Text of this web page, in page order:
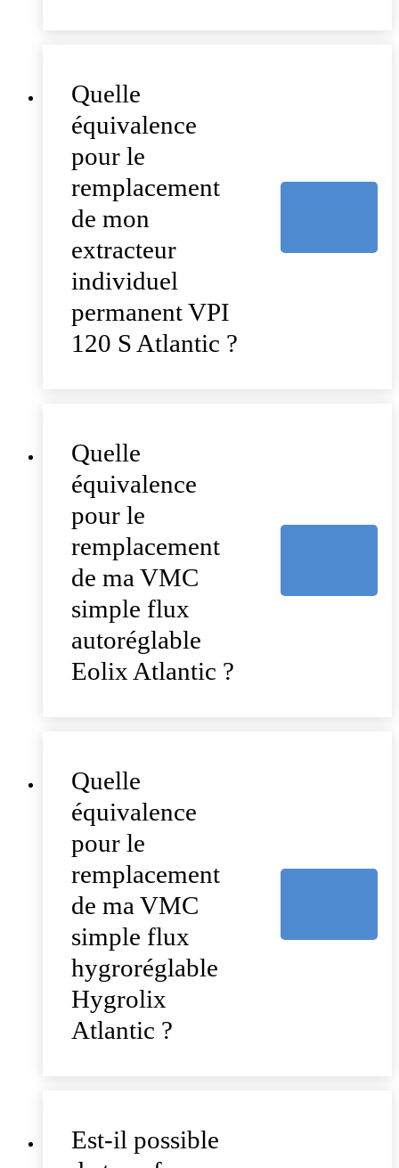
Quelle
équivalence
pour le
remplacement
de mon
extracteur
individuel
permanent VPI
120 S Atlantic ?
Quelle
équivalence
pour le
remplacement
de ma VMC
simple flux
autoréglable
Eolix Atlantic ?
Quelle
équivalence
pour le
remplacement
de ma VMC
simple flux
hygroréglable
Hygrolix
Atlantic ?
Est-il possible